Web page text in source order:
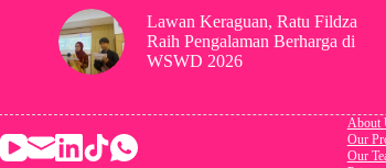
Lawan Keraguan, Ratu Fildza
Raih Pengalaman Berharga di
WSWD 2026
About
Our
Our